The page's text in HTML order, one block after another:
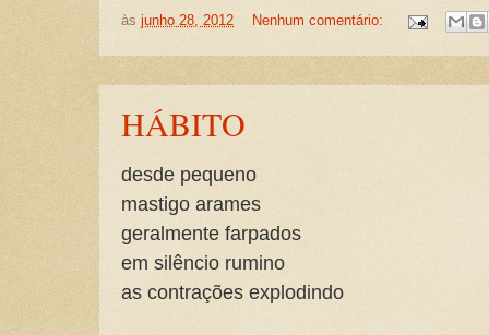
às junho 28, 2012 Nenhum comentário:
HÁBITO
desde pequeno
mastigo arames
geralmente farpados
em silêncio rumino
as contrações explodindo